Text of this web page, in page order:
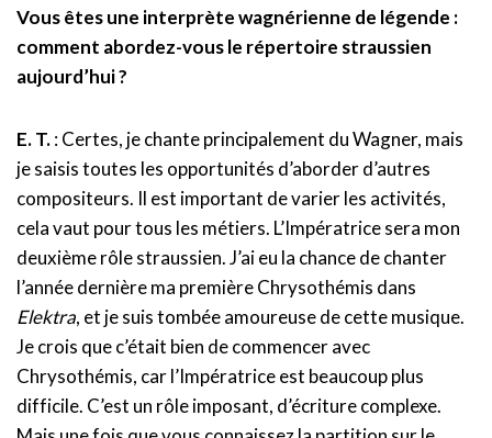
Vous êtes une interprète wagnérienne de légende :
comment abordez-vous le répertoire straussien
aujourd’hui ?
E. T.: Certes, je chante principalement du Wagner, mais
je saisis toutes les opportunités d’aborder d’autres
compositeurs. Il est important de varier les activités,
cela vaut pour tous les métiers. L’Impératrice sera mon
deuxième rôle straussien. J’ai eu la chance de chanter
l’année dernière ma première Chrysothémis dans
Elektra, et je suis tombée amoureuse de cette musique.
Je crois que c’était bien de commencer avec
Chrysothémis, car l’Impératrice est beaucoup plus
difficile. C’est un rôle imposant, d’écriture complexe.